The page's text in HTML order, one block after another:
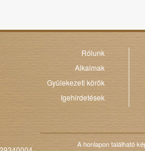
Rólunk
Alkalmak
Gyülekezeti körök
Igehirdetések
A honlapon található